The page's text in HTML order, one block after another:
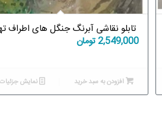
تابلو نقاشی آبرنگ جنگل های اطراف
2,549,000تومان
افزودن به سبد خرید نمایش جزئیات